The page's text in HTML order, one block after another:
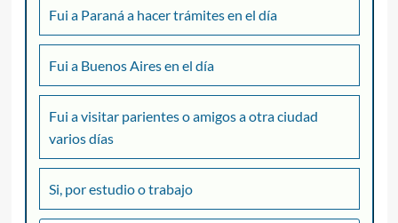
Fui a Paraná a hacer trámites en el día
Fui a Buenos Aires en el día
Fui a visitar parientes o amigos a otra ciudad
varios días
Si, por estudio o trabajo